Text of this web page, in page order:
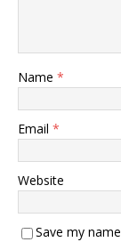
Name *
Email *
Website
Save my